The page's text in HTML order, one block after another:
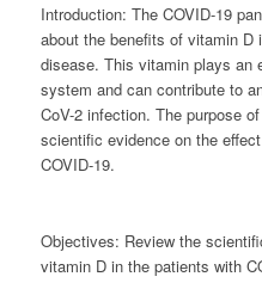
Introduction: The COVID-19
about the benefits of vitamin D
disease. This vitamin plays an
system and can contribute to
CoV-2 infection. The purpose
scientific evidence on the
COVID-19.
Objectives: Review the
vitamin D in the patients with